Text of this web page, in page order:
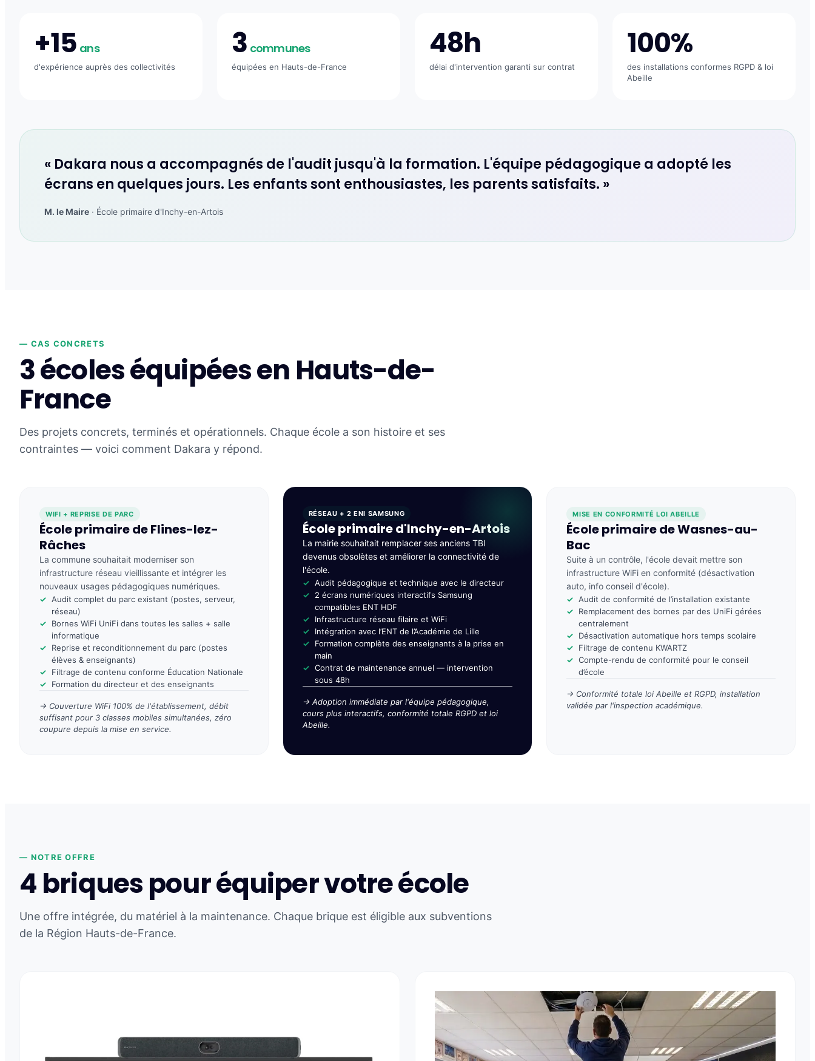
+15 ans
d'expérience auprès des collectivités
3 communes
équipées en Hauts-de-France
48h
délai d'intervention garanti sur contrat
100%
des installations conformes RGPD & loi
Abeille
« Dakara nous a accompagnés de l'audit jusqu'à la formation. L'équipe pédagogique a adopté les
écrans en quelques jours. Les enfants sont enthousiastes, les parents satisfaits. »
M. le Maire · École primaire d'Inchy-en-Artois
— CAS CONCRETS
3 écoles équipées en Hauts-de-
France
Des projets concrets, terminés et opérationnels. Chaque école a son histoire et ses
contraintes — voici comment Dakara y répond.
WIFI + REPRISE DE PARC
École primaire de Flines-lez-
Râches
La commune souhaitait moderniser son
infrastructure réseau vieillissante et intégrer les
nouveaux usages pédagogiques numériques.
Audit complet du parc existant (postes, serveur,
réseau)
Bornes WiFi UniFi dans toutes les salles + salle
informatique
Reprise et reconditionnement du parc (postes
élèves & enseignants)
Filtrage de contenu conforme Éducation Nationale
Formation du directeur et des enseignants
→ Couverture WiFi 100% de l'établissement, débit
suffisant pour 3 classes mobiles simultanées, zéro
coupure depuis la mise en service.
RÉSEAU + 2 ENI SAMSUNG
École primaire d'Inchy-en-Artois
La mairie souhaitait remplacer ses anciens TBI
devenus obsolètes et améliorer la connectivité de
l'école.
Audit pédagogique et technique avec le directeur
2 écrans numériques interactifs Samsung
compatibles ENT HDF
Infrastructure réseau filaire et WiFi
Intégration avec l’ENT de l’Académie de Lille
Formation complète des enseignants à la prise en
main
Contrat de maintenance annuel — intervention
sous 48h
→ Adoption immédiate par l'équipe pédagogique,
cours plus interactifs, conformité totale RGPD et loi
Abeille.
MISE EN CONFORMITÉ LOI ABEILLE
École primaire de Wasnes-au-
Bac
Suite à un contrôle, l'école devait mettre son
infrastructure WiFi en conformité (désactivation
auto, info conseil d'école).
Audit de conformité de l’installation existante
Remplacement des bornes par des UniFi gérées
centralement
Désactivation automatique hors temps scolaire
Filtrage de contenu KWARTZ
Compte-rendu de conformité pour le conseil
d’école
→ Conformité totale loi Abeille et RGPD, installation
validée par l'inspection académique.
— NOTRE OFFRE
4 briques pour équiper votre école
Une offre intégrée, du matériel à la maintenance. Chaque brique est éligible aux subventions
de la Région Hauts-de-France.